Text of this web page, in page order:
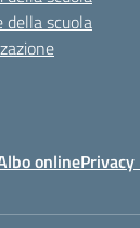
della scuola
onlinePrivacy